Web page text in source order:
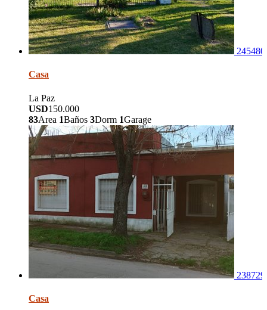
245480
Casa
La Paz
USD150.000
83Area 1Baños 3Dorm 1Garage
238729
Casa